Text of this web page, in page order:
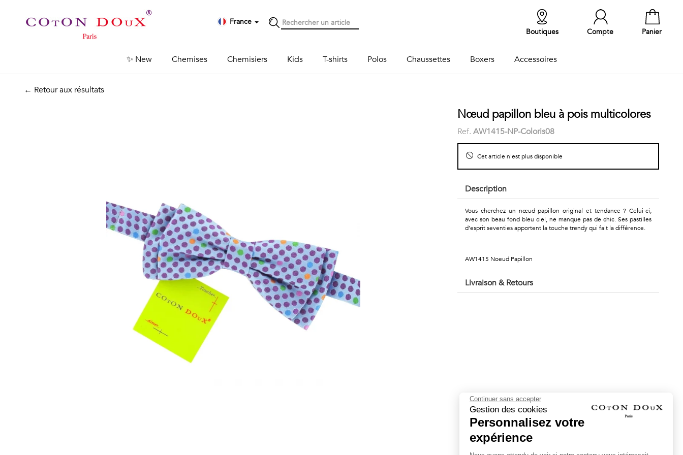
France
Panier
Compte
Boutiques
✨ New Chemises Chemisiers Kids T-shirts Polos Chaussettes Boxers Accessoires
← Retour aux résultats
Nœud papillon bleu à pois multicolores
Ref.AW1415-NP-Coloris08
Cet article n'est plus disponible
Description
Vous cherchez un nœud papillon original et tendance ? Celui-ci,
avec son beau fond bleu ciel, ne manque pas de chic. Ses pastilles
d’esprit seventies apportent la touche trendy qui fait la différence.
AW1415 Noeud Papillon
Livraison & Retours
Continuer sans accepter
Gestion des cookies
Personnalisez votre
expérience